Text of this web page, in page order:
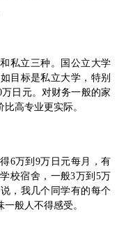
私立三种。国公立大学
目标是私立大学，特别
日元。对财务一般的家
高专业更实际。
6万到9万日元每月，有
校宿舍，一般3万到5万
，我几个同学有的每个
般人不得感受。